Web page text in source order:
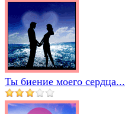
Ты биение моего сердца...